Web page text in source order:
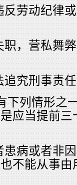
反劳动纪律
职，营私舞
追究刑事责
下列情形之
应当提前
患病或者非
不能从事